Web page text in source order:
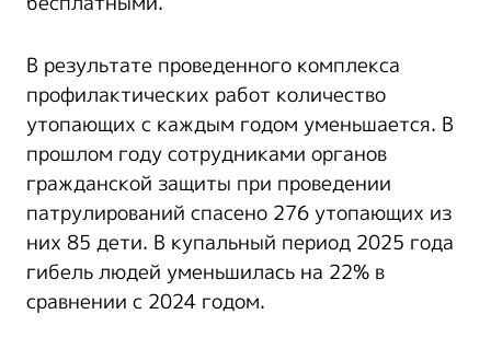
В результате проведенного комплекса
профилактических работ количество
утопающих с каждым годом уменьшается. В
прошлом году сотрудниками органов
гражданской защиты при проведении
патрулирований спасено 276 утопающих из
них 85 дети. В купальный период 2025 года
гибель людей уменьшилась на 22% в
сравнении с 2024 годом.